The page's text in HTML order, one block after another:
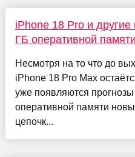
iPhone 18 Pro и
ГБ оперативной памяти
Несмотря на то что до
iPhone 18 Pro Max
уже появляются
оперативной памяти
цепочк...